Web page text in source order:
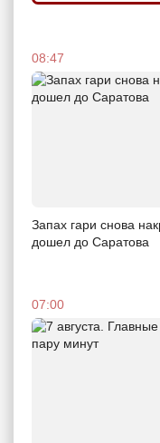
08:47
Запах гари снова
дошел до Саратова
07:00